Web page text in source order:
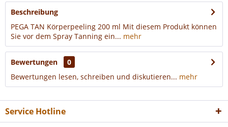
Beschreibung
PEGA TAN Körperpeeling 200 ml Mit diesem Produkt können
Sie vor dem Spray Tanning ein... mehr
Bewertungen
0
Bewertungen lesen, schreiben und diskutieren... mehr
Service Hotline